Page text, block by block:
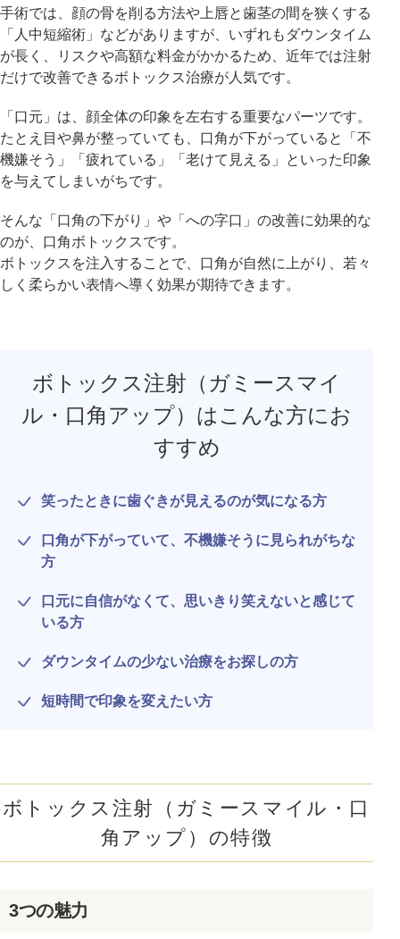
美容ブログ
LINE予約 WEB予約
井畑 峰紀 医師 安形省吾 医師
手術では、顔の骨を削る方法や上唇と歯茎の間を狭くする
「人中短縮術」などがありますが、いずれもダウンタイム
が長く、リスクや高額な料金がかかるため、近年では注射
だけで改善できるボトックス治療が人気です。
「口元」は、顔全体の印象を左右する重要なパーツです。
たとえ目や鼻が整っていても、口角が下がっていると「不
機嫌そう」「疲れている」「老けて見える」といった印象
を与えてしまいがちです。
そんな「口角の下がり」や「への字口」の改善に効果的な
のが、口角ボトックスです。
ボトックスを注入することで、口角が自然に上がり、若々
しく柔らかい表情へ導く効果が期待できます。
ボトックス注射（ガミースマイ
ル・口角アップ）はこんな方にお
すすめ
笑ったときに歯ぐきが見えるのが気になる方
口角が下がっていて、不機嫌そうに見られがちな
方
口元に自信がなくて、思いきり笑えないと感じて
いる方
ダウンタイムの少ない治療をお探しの方
短時間で印象を変えたい方
ボトックス注射（ガミースマイル・口
角アップ）の特徴
3つの魅力